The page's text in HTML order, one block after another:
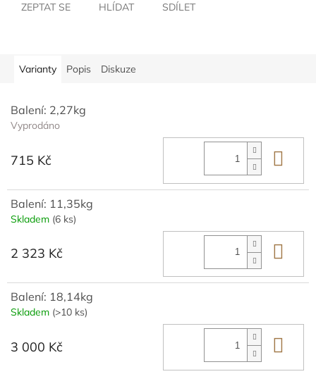
ZEPTAT SE HLÍDAT SDÍLET
Varianty Popis Diskuze
Balení: 2,27kg
Vyprodáno
715 Kč
Balení: 11,35kg
Skladem (6 ks)
2 323 Kč
Balení: 18,14kg
Skladem (>10 ks)
3 000 Kč